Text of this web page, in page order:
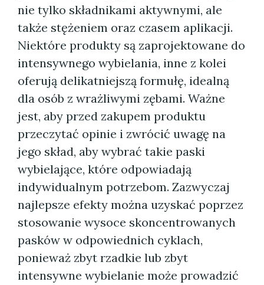
nie tylko składnikami aktywnymi, ale
także stężeniem oraz czasem aplikacji.
Niektóre produkty są zaprojektowane do
intensywnego wybielania, inne z kolei
oferują delikatniejszą formułę, idealną
dla osób z wrażliwymi zębami. Ważne
jest, aby przed zakupem produktu
przeczytać opinie i zwrócić uwagę na
jego skład, aby wybrać takie paski
wybielające, które odpowiadają
indywidualnym potrzebom. Zazwyczaj
najlepsze efekty można uzyskać poprzez
stosowanie wysoce skoncentrowanych
pasków w odpowiednich cyklach,
ponieważ zbyt rzadkie lub zbyt
intensywne wybielanie może prowadzić